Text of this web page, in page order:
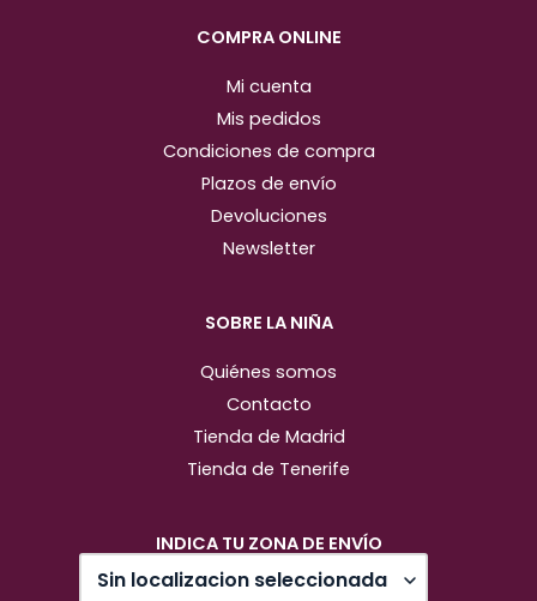
m
COMPRA ONLINE
Mi cuenta
Mis pedidos
Condiciones de compra
Plazos de envío
Devoluciones
Newsletter
SOBRE LA NIÑA
Quiénes somos
Contacto
Tienda de Madrid
Tienda de Tenerife
INDICA TU ZONA DE ENVÍO